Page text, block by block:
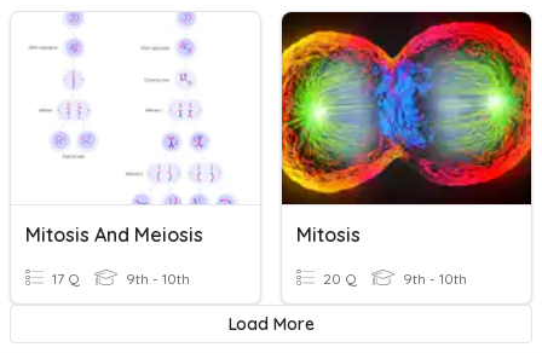
Mitosis And Meiosis
17 Q 9th - 10th
Mitosis
20 Q 9th - 10th
Load More